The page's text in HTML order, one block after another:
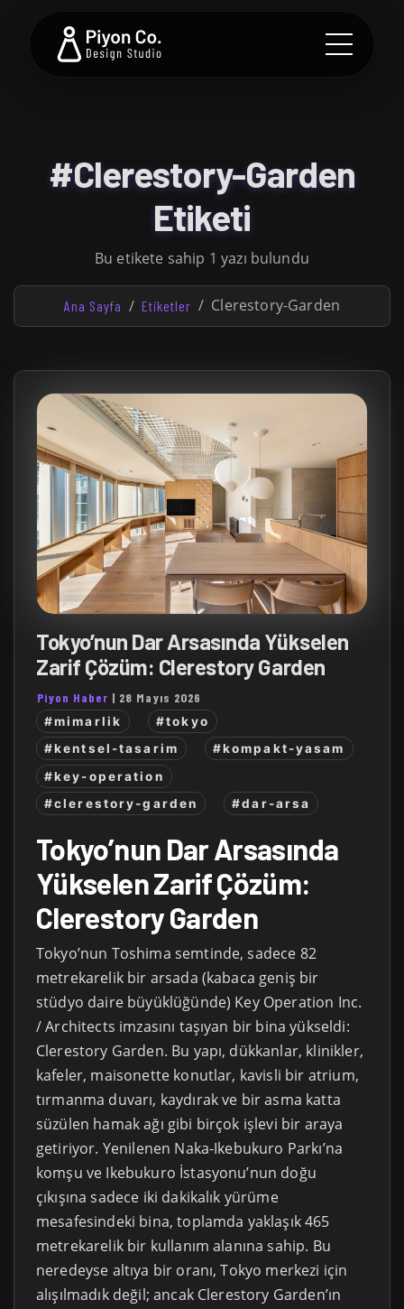
#Clerestory-Garden
Etiketi
Bu etikete sahip 1 yazı bulundu
Ana Sayfa Etiketler Clerestory-Garden
Tokyo’nun Dar Arsasında Yükselen
Zarif Çözüm: Clerestory Garden
Piyon Haber | 28 Mayıs 2026
#mimarlik
#tokyo
#kentsel-tasarim
#kompakt-yasam
#key-operation
#clerestory-garden
#dar-arsa
Tokyo’nun Dar Arsasında
Yükselen Zarif Çözüm:
Clerestory Garden
Tokyo’nun Toshima semtinde, sadece 82
metrekarelik bir arsada (kabaca geniş bir
stüdyo daire büyüklüğünde) Key Operation Inc.
/ Architects imzasını taşıyan bir bina yükseldi:
Clerestory Garden. Bu yapı, dükkanlar, klinikler,
kafeler, maisonette konutlar, kavisli bir atrium,
tırmanma duvarı, kaydırak ve bir asma katta
süzülen hamak ağı gibi birçok işlevi bir araya
getiriyor. Yenilenen Naka-Ikebukuro Parkı’na
komşu ve Ikebukuro İstasyonu’nun doğu
çıkışına sadece iki dakikalık yürüme
mesafesindeki bina, toplamda yaklaşık 465
metrekarelik bir kullanım alanına sahip. Bu
neredeyse altıya bir oranı, Tokyo merkezi için
alışılmadık değil; ancak Clerestory Garden’ın